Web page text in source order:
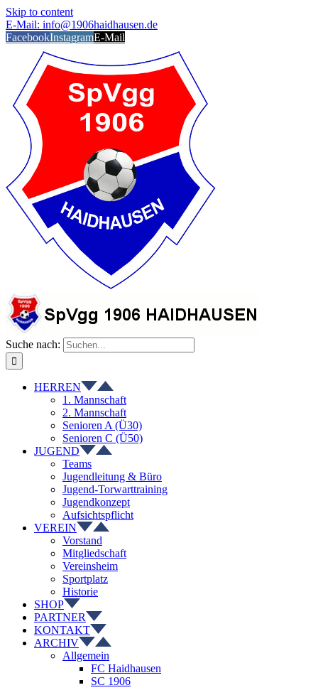
Skip to content
E-Mail: info@1906haidhausen.de
FacebookInstagramE-Mail
Suche nach:
HERREN
1. Mannschaft
2. Mannschaft
Senioren A (Ü30)
Senioren C (Ü50)
JUGEND
Teams
Jugendleitung & Büro
Jugend-Torwarttraining
Jugendkonzept
Aufsichtspflicht
VEREIN
Vorstand
Mitgliedschaft
Vereinsheim
Sportplatz
Historie
SHOP
PARTNER
KONTAKT
ARCHIV
Allgemein
FC Haidhausen
SC 1906